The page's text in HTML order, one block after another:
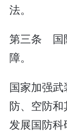
法。
第三条 国
障。
国家加强
防、空防和
发展国防科